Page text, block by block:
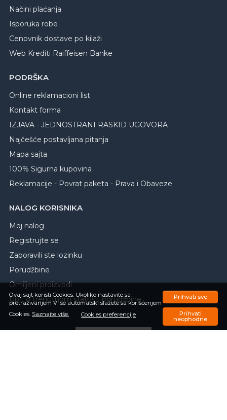
Ovaj sajt koristi Cookies. Ukoliko nastavite sa
pretraživanjem Vi se automatski slažete sa korišćenjem
Cookies. Saznajte više. Cookies preferencije
Prihvati sve
Prihvati
neophodne
Načini plaćanja
Isporuka robe
Cenovnik dostave po kilaži
Web Krediti Raiffeisen Banke
PODRŠKA
Online reklamacioni list
Kontakt forma
IZJAVA - JEDNOSTRANI RASKID UGOVORA
Najčešće postavljana pitanja
Mapa sajta
100% Sigurna kupovina
Reklamacije - Povrat paketa - Prava i Obaveze
NALOG KORISNIKA
Moj nalog
Registrujte se
Zaboravili ste lozinku
Porudžbine
Omiljeni proizvodi
Upit o trenutnom statusu porudžbine